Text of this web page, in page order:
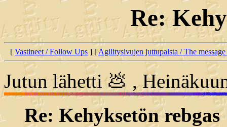
Re:
[ Vastineet / Follow Ups ] [Agilitysivujen juttupalsta / The
Jutun lähetti 💩 ,
Re: Kehyksetön rebgas